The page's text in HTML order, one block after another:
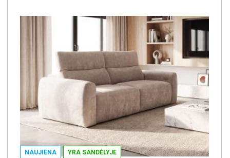
NAUJIENA YRA SANDĖLYJE